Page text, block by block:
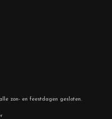
zon- en feestdagen gesloten.